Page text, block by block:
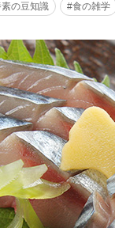
の豆知識 #食の雑学